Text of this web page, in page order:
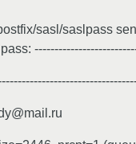
sasl/saslpass